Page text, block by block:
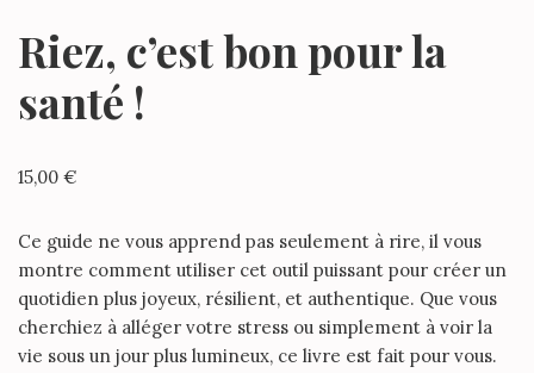
Riez, c’est bon pour la
santé !
15,00 €
Ce guide ne vous apprend pas seulement à rire, il vous
montre comment utiliser cet outil puissant pour créer un
quotidien plus joyeux, résilient, et authentique. Que vous
cherchiez à alléger votre stress ou simplement à voir la
vie sous un jour plus lumineux, ce livre est fait pour vous.